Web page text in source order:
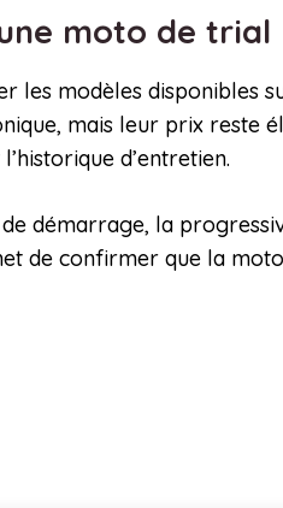
moto de trial
les modèles disponibles
mais leur prix reste
d’entretien.
démarrage, la
de confirmer que la